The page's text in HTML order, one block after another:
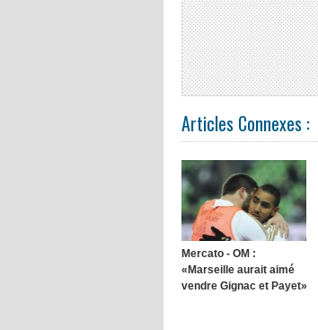
Articles Connexes :
Mercato - OM :
«Marseille aurait aimé
vendre Gignac et Payet»